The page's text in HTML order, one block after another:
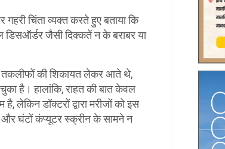
चिंता व्यक्त करते हुए बताया कि
डिसऑर्डर जैसी दिक्कतें न के बराबर या
तकलीफों की शिकायत लेकर आते थे,
है। हालांकि, राहत की बात केवल
लेकिन डॉक्टरों द्वारा मरीजों को इस
घंटों कंप्यूटर स्क्रीन के सामने न